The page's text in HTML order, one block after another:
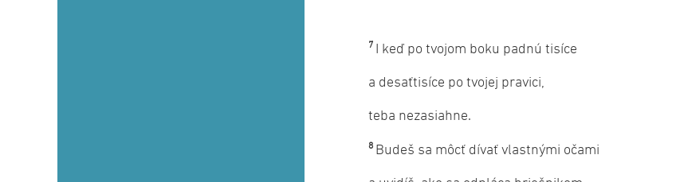
7 I keď po tvojom boku padnú tisíce
a desaťtisíce po tvojej pravici,
teba nezasiahne.
8 Budeš sa môcť dívať vlastnými očami